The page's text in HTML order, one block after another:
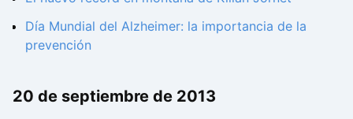
Día Mundial del Alzheimer: la importancia de la
prevención
20 de septiembre de 2013